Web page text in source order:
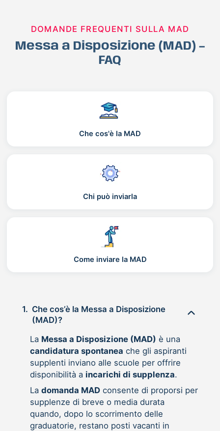
DOMANDE FREQUENTI SULLA MAD
Messa a Disposizione (MAD) –
FAQ
Che cos'è la MAD
Chi può inviarla
Come inviare la MAD
1. Che cos’è la Messa a Disposizione
(MAD)?
La Messa a Disposizione (MAD) è una
candidatura spontanea che gli aspiranti
supplenti inviano alle scuole per offrire
disponibilità a incarichi di supplenza.
La domanda MADconsente di proporsi per
supplenze di breve o media durata
quando, dopo lo scorrimento delle
graduatorie, restano posti vacanti in